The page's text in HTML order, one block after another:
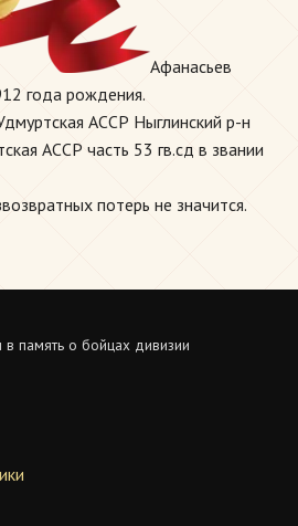
Афанасьев
года рождения.
АССР Ныглинский р-н
АССР часть 53 гв.сд в звании
потерь не значится.
память о бойцах дивизии